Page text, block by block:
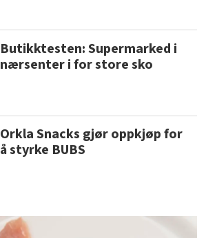
Butikktesten: Supermarked i
nærsenter i for store sko
Orkla Snacks gjør oppkjøp for
å styrke BUBS